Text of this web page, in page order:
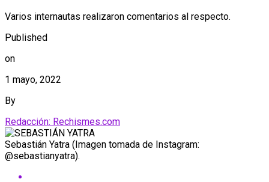
Varios internautas realizaron comentarios al respecto.
Published
on
1 mayo, 2022
By
Redacción: Rechismes.com
Sebastián Yatra (Imagen tomada de Instagram:
@sebastianyatra).